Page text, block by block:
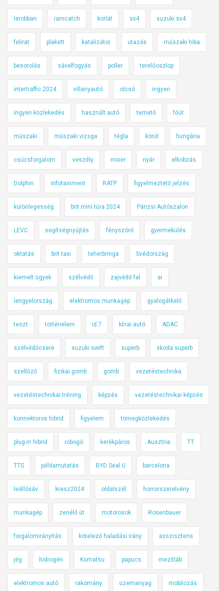
lerobban ramcatch korlát sx4 suzuki sx4
felirat plakett katalizátor utazás műszaki hiba
besorolás sávelfogyás poller terelőoszlop
intertraffic 2024 villanyautó olcsó ingyen
ingyen közlekedés használt autó temető főút
műszaki műszaki vizsga tégla körút hungária
csúcsforgalom veszély mixer nyár elkobzás
Dolphin infotainment RATP figyelmeztető jelzés
különlegesség brit mini túra 2024 Párizsi Autószalon
LEVC segítségnyújtás fényszóró gyermekülés
oktatás brit taxi teherbringa Svédország
kiemelt ügyek szélvédő zajvédő fal ai
lengyelország elektromos munkagép gyalogátkelő
teszt történelem id.7 kínai autó ADAC
szélvédőcsere suzuki swift superb skoda superb
szellőző fizikai gomb gomb vezetéstechnika
vezetéstechnikai tréning képzés vezetéstechnikai képzés
konnektoros hibrid figyelem tömegközlekedés
plug-in hibrid robogó kerékpáros Ausztria TT
TTS példamutatás BYD Seal U barcelona
leállósáv kresz2024 oldalszél horrorszerelvény
munkagép zenélő út motorosok Rosenbauer
forgalomirányítás kötelező haladási irány asszisztens
jég hidrogén Komatsu papucs mezítláb
elektromos autó rakomány üzemanyag mobilozás